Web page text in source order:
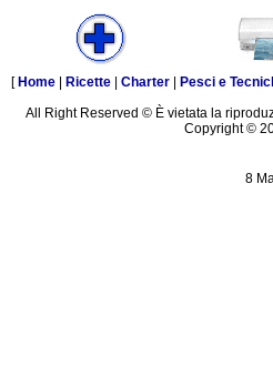
[ Home Ricette Charter Pesci e
All Right Reserved © È vietata la
Copyright ©
8